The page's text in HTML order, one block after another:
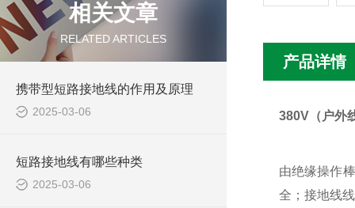
相关文章
RELATED ARTICLES
携带型短路接地线的作用及原理
2025-03-06
短路接地线有哪些种类
2025-03-06
产品详情
380V（户外
由绝缘操作
全；接地线